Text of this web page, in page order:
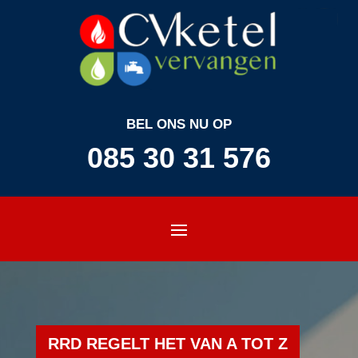
BEL ONS NU OP
085 30 31 576
RRD REGELT HET VAN A TOT Z